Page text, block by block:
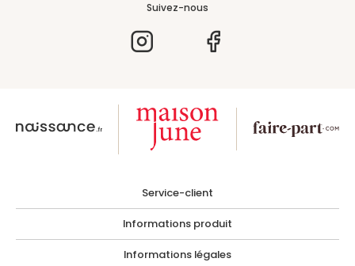
Suivez-nous
Service-client
Informations produit
Informations légales